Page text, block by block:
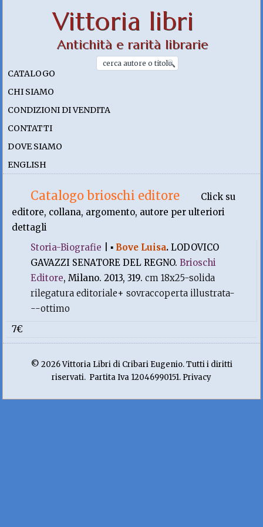
Vittoria libri
Antichità e rarità librarie
CATALOGO
CHI SIAMO
CONDIZIONI DI VENDITA
CONTATTI
DOVE SIAMO
ENGLISH
Catalogo brioschi editore
Click su
editore, collana, argomento, autore per ulteriori
dettagli
Storia-Biografie |▪ Bove Luisa.LODOVICO
GAVAZZI SENATORE DEL REGNO.Brioschi
Editore, Milano. 2013, 319.cm 18x25-solida
rilegatura editoriale+ sovraccoperta illustrata-
--ottimo
7€
© 2026 Vittoria Libri di Cribari Eugenio. Tutti i diritti
riservati. Partita Iva 12046990151. Privacy